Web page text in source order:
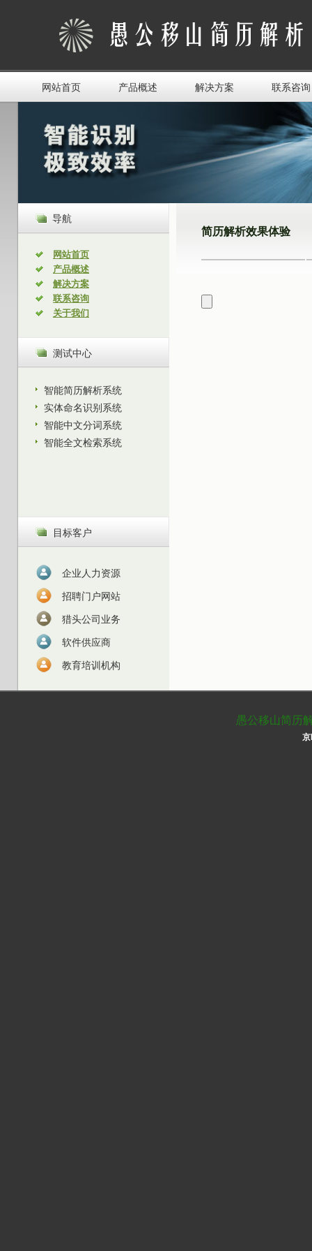
网站首页 产品概述 解决方案 联系咨询
导航
网站首页
产品概述
解决方案
联系咨询
关于我们
测试中心
智能简历解析系统
实体命名识别系统
智能中文分词系统
智能全文检索系统
目标客户
企业人力资源
招聘门户网站
猎头公司业务
软件供应商
教育培训机构
简历解析效果体验
愚公移山简历